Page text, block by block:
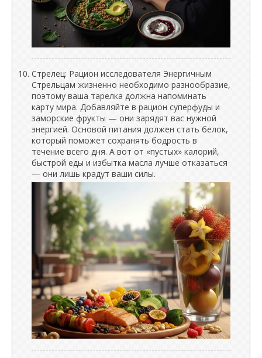
Стрелец: Рацион исследователя Энергичным
Стрельцам жизненно необходимо разнообразие,
поэтому ваша тарелка должна напоминать
карту мира. Добавляйте в рацион суперфуды и
заморские фрукты — они зарядят вас нужной
энергией. Основой питания должен стать белок,
который поможет сохранять бодрость в
течение всего дня. А вот от «пустых» калорий,
быстрой еды и избытка масла лучше отказаться
— они лишь крадут ваши силы.